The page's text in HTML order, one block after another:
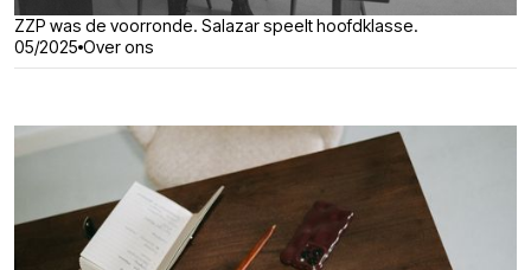
ZZP was de voorronde. Salazar speelt hoofdklasse.
05/2025 Over ons